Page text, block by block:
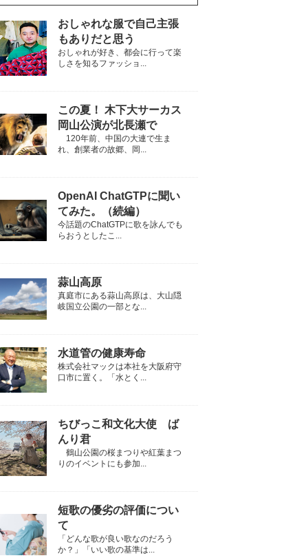
おしゃれな服で自己主張
もありだと思う
おしゃれが好き、都会に行って楽
しさを知るファッショ...
この夏！ 木下大サーカス
岡山公演が北長瀬で
120年前、中国の大連で生ま
れ、創業者の故郷、岡...
OpenAI ChatGTPに聞い
てみた。（続編）
今話題のChatGTPに歌を詠んでも
らおうとしたこ...
蒜山高原
真庭市にある蒜山高原は、大山隠
岐国立公園の一部とな...
水道管の健康寿命
株式会社マックは本社を大阪府守
口市に置く。「水とく...
ちびっこ和文化大使 ば
んり君
鶴山公園の桜まつりや紅葉まつ
りのイベントにも参加...
短歌の優劣の評価につい
て
「どんな歌が良い歌なのだろう
か？」「いい歌の基準は...